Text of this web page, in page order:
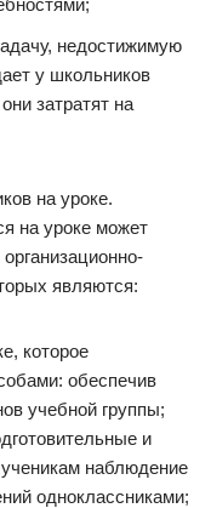
недостижимую
у школьников
затратят на
на уроке.
на уроке может
являются:
которое
обеспечив
учебной группы;
и
наблюдение
одноклассниками;